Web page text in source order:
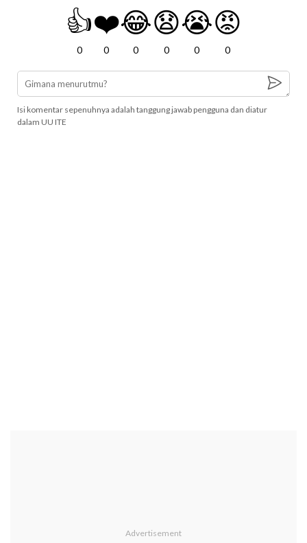
👍
0
❤️
0
😂
0
😧
0
😭
0
😡
0
Isi komentar sepenuhnya adalah tanggung jawab pengguna dan diatur
dalam UU ITE